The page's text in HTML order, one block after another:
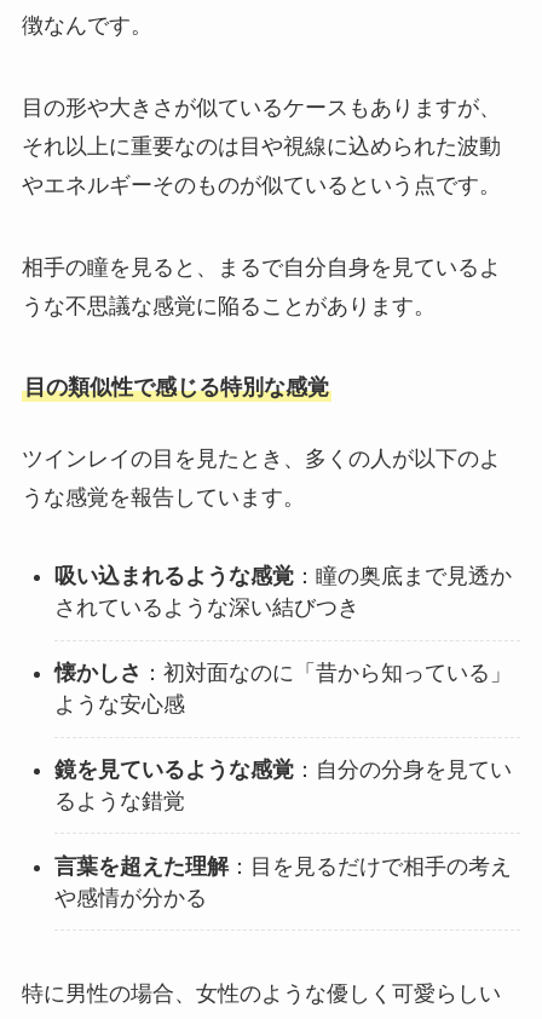
徴なんです。
目の形や大きさが似ているケースもありますが、
それ以上に重要なのは目や視線に込められた波動
やエネルギーそのものが似ているという点です。
相手の瞳を見ると、まるで自分自身を見ているよ
うな不思議な感覚に陥ることがあります。
目の類似性で感じる特別な感覚
ツインレイの目を見たとき、多くの人が以下のよ
うな感覚を報告しています。
吸い込まれるような感覚：瞳の奥底まで見透か
されているような深い結びつき
懐かしさ ：初対面なのに「昔から知っている」
ような安心感
鏡を見ているような感覚：自分の分身を見てい
るような錯覚
言葉を超えた理解：目を見るだけで相手の考え
や感情が分かる
特に男性の場合、女性のような優しく可愛らしい